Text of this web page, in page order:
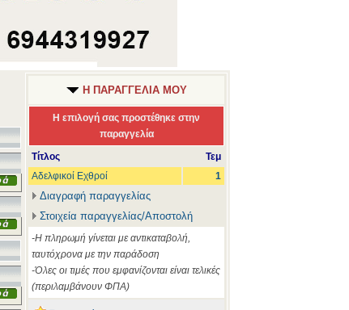
Η ΠΑΡΑΓΓΕΛΙΑ ΜΟΥ
Η επιλογή σας προστέθηκε στην
παραγγελία
Τίτλος
Τεμ
Αδελφικοί Εχθροί
1
Διαγραφή παραγγελίας
Στοιχεία παραγγελίας/Αποστολή
-Η πληρωμή γίνεται με αντικαταβολή,
ταυτόχρονα με την παράδοση
-Όλες οι τιμές που εμφανίζονται είναι τελικές
(περιλαμβάνουν ΦΠΑ)